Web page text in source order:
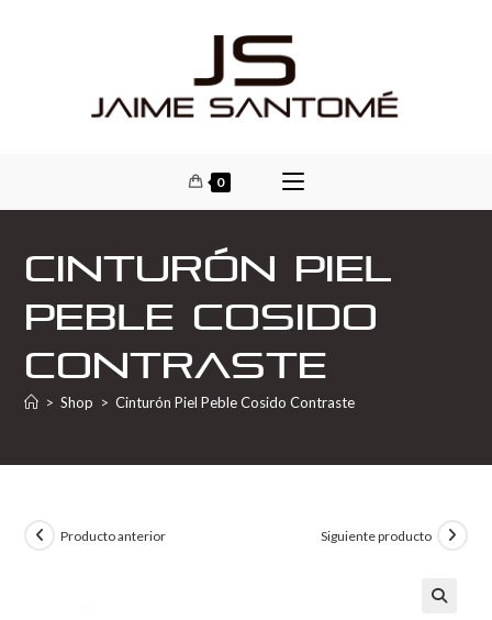
0
Cinturón Piel
Peble Cosido
Contraste
> Shop > Cinturón Piel Peble Cosido Contraste
Producto anterior Siguiente producto